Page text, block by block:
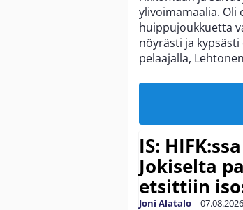
ylivoimamaalia.
huippujoukkuetta
nöyrästi ja
pelaajalla,
IS:
Jokiselta
etsittiin
Joni Alatalo | 07.08.2026